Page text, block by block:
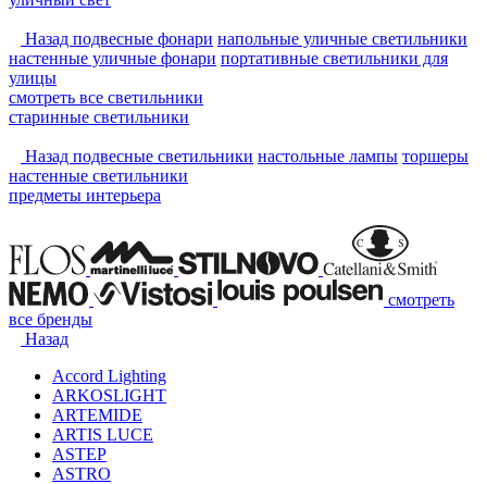
Назад подвесные фонари напольные уличные светильники
настенные уличные фонари портативные светильники для
улицы
смотреть все светильники
старинные светильники
Назад подвесные светильники настольные лампы торшеры
настенные светильники
предметы интерьера
смотреть
все бренды
Назад
Accord Lighting
ARKOSLIGHT
ARTEMIDE
ARTIS LUCE
ASTEP
ASTRO